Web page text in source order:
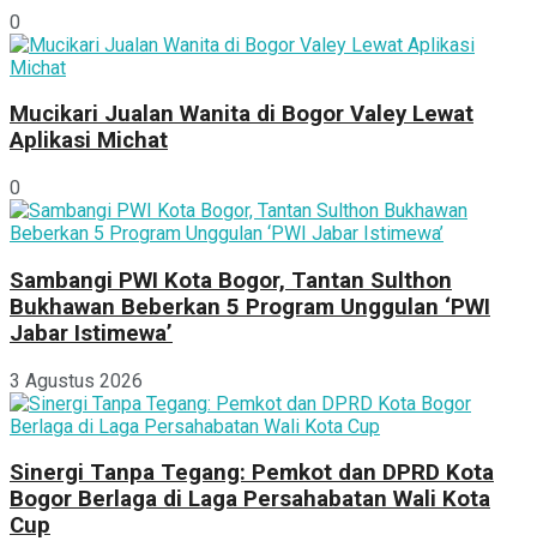
0
Mucikari Jualan Wanita di Bogor Valey Lewat
Aplikasi Michat
0
Sambangi PWI Kota Bogor, Tantan Sulthon
Bukhawan Beberkan 5 Program Unggulan ‘PWI
Jabar Istimewa’
3 Agustus 2026
Sinergi Tanpa Tegang: Pemkot dan DPRD Kota
Bogor Berlaga di Laga Persahabatan Wali Kota
Cup